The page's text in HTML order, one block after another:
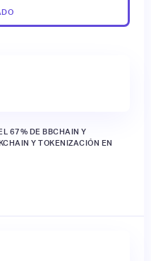
67% DE BBCHAIN Y
Y TOKENIZACIÓN EN